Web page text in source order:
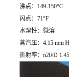
沸点：149-150°C
闪点：71°F
水溶性：微溶
蒸汽压：4.15 mm
折射率：n20/D